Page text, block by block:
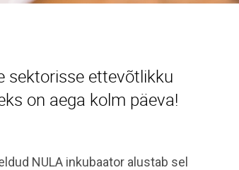
sektorisse ettevõtlikku
on aega kolm päeva!
NULA inkubaator alustab sel